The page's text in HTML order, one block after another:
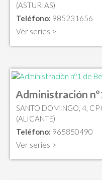
(ASTURIAS)
Teléfono: 985231656
Ver series >
Administración
SANTO DOMINGO, 4,
(ALICANTE)
Teléfono: 965850490
Ver series >